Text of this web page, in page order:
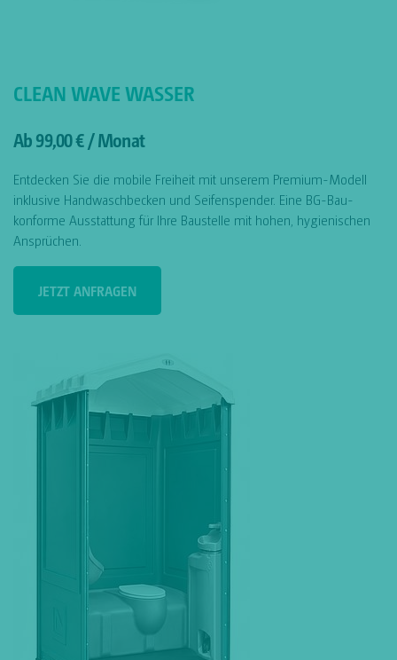
CLEAN WAVE WASSER
Ab 99,00 € / Monat
Entdecken Sie die mobile Freiheit mit unserem Premium-Modell
inklusive Handwaschbecken und Seifenspender. Eine BG-Bau-
konforme Ausstattung für Ihre Baustelle mit hohen, hygienischen
Ansprüchen.
JETZT ANFRAGEN